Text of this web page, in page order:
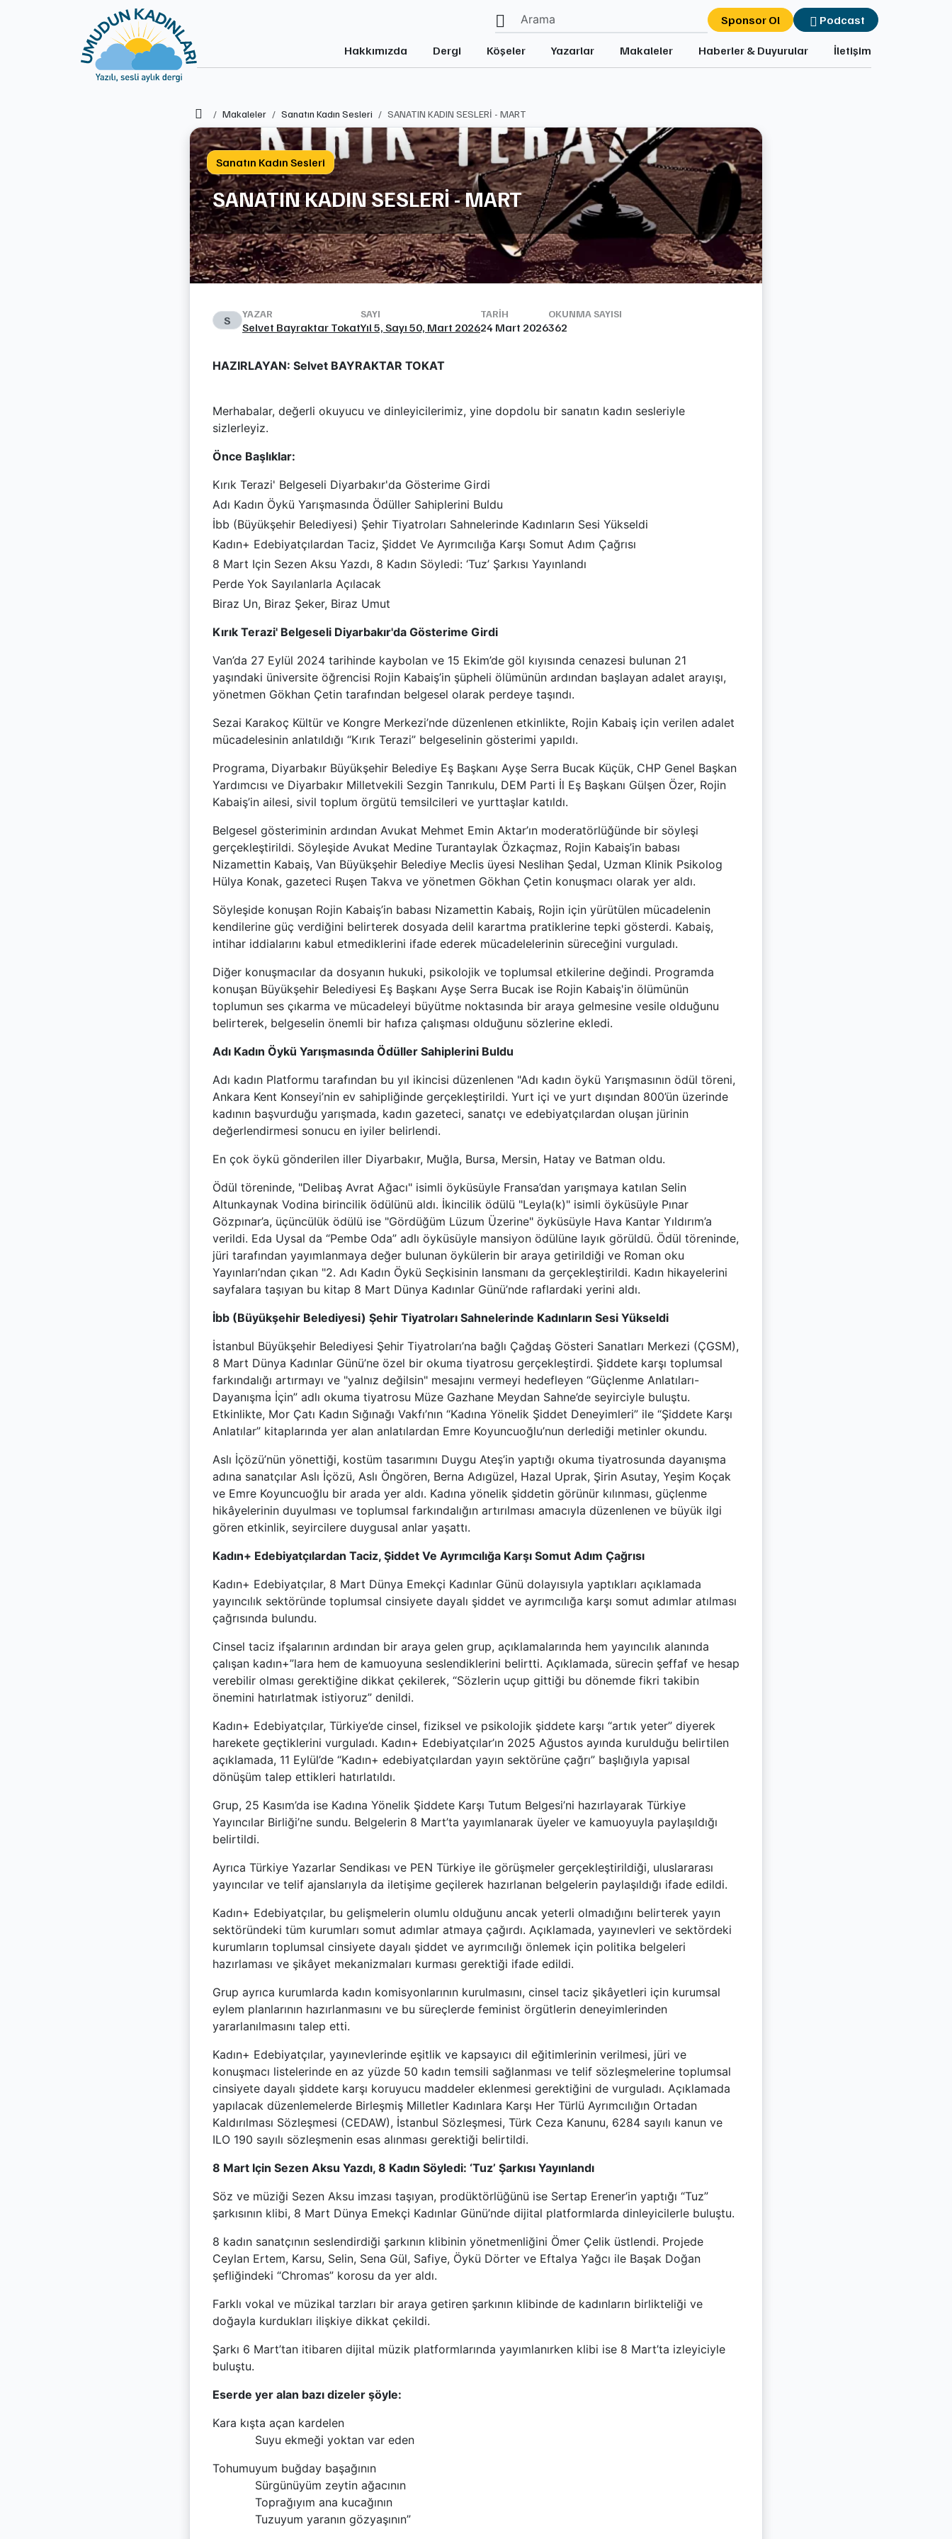
Sponsor Ol Podcast
Hakkımızda Dergi Köşeler Yazarlar Makaleler Haberler & Duyurular İletişim
Ana SayfaMakaleler Sanatın Kadın Sesleri SANATIN KADIN SESLERİ - MART
Sanatın Kadın Sesleri
SANATIN KADIN SESLERİ - MART
S YAZAR
Selvet Bayraktar Tokat
SAYI
Yıl 5, Sayı 50, Mart 2026
TARIH
24 Mart 2026
OKUNMA SAYISI
362
HAZIRLAYAN: Selvet BAYRAKTAR TOKAT
Merhabalar, değerli okuyucu ve dinleyicilerimiz, yine dopdolu bir sanatın kadın sesleriyle
sizlerleyiz.
Önce Başlıklar:
Kırık Terazi' Belgeseli Diyarbakır'da Gösterime Girdi
Adı Kadın Öykü Yarışmasında Ödüller Sahiplerini Buldu
İbb (Büyükşehir Belediyesi) Şehir Tiyatroları Sahnelerinde Kadınların Sesi Yükseldi
Kadın+ Edebiyatçılardan Taciz, Şiddet Ve Ayrımcılığa Karşı Somut Adım Çağrısı
8 Mart Için Sezen Aksu Yazdı, 8 Kadın Söyledi: ‘Tuz’ Şarkısı Yayınlandı
Perde Yok Sayılanlarla Açılacak
Biraz Un, Biraz Şeker, Biraz Umut
Kırık Terazi' Belgeseli Diyarbakır'da Gösterime Girdi
Van’da 27 Eylül 2024 tarihinde kaybolan ve 15 Ekim’de göl kıyısında cenazesi bulunan 21
yaşındaki üniversite öğrencisi Rojin Kabaiş’in şüpheli ölümünün ardından başlayan adalet arayışı,
yönetmen Gökhan Çetin tarafından belgesel olarak perdeye taşındı.
Sezai Karakoç Kültür ve Kongre Merkezi’nde düzenlenen etkinlikte, Rojin Kabaiş için verilen adalet
mücadelesinin anlatıldığı “Kırık Terazi” belgeselinin gösterimi yapıldı.
Programa, Diyarbakır Büyükşehir Belediye Eş Başkanı Ayşe Serra Bucak Küçük, CHP Genel Başkan
Yardımcısı ve Diyarbakır Milletvekili Sezgin Tanrıkulu, DEM Parti İl Eş Başkanı Gülşen Özer, Rojin
Kabaiş’in ailesi, sivil toplum örgütü temsilcileri ve yurttaşlar katıldı.
Belgesel gösteriminin ardından Avukat Mehmet Emin Aktar’ın moderatörlüğünde bir söyleşi
gerçekleştirildi. Söyleşide Avukat Medine Turantaylak Özkaçmaz, Rojin Kabaiş’in babası
Nizamettin Kabaiş, Van Büyükşehir Belediye Meclis üyesi Neslihan Şedal, Uzman Klinik Psikolog
Hülya Konak, gazeteci Ruşen Takva ve yönetmen Gökhan Çetin konuşmacı olarak yer aldı.
Söyleşide konuşan Rojin Kabaiş’in babası Nizamettin Kabaiş, Rojin için yürütülen mücadelenin
kendilerine güç verdiğini belirterek dosyada delil karartma pratiklerine tepki gösterdi. Kabaiş,
intihar iddialarını kabul etmediklerini ifade ederek mücadelelerinin süreceğini vurguladı.
Diğer konuşmacılar da dosyanın hukuki, psikolojik ve toplumsal etkilerine değindi. Programda
konuşan Büyükşehir Belediyesi Eş Başkanı Ayşe Serra Bucak ise Rojin Kabaiş'in ölümünün
toplumun ses çıkarma ve mücadeleyi büyütme noktasında bir araya gelmesine vesile olduğunu
belirterek, belgeselin önemli bir hafıza çalışması olduğunu sözlerine ekledi.
Adı Kadın Öykü Yarışmasında Ödüller Sahiplerini Buldu
Adı kadın Platformu tarafından bu yıl ikincisi düzenlenen "Adı kadın öykü Yarışmasının ödül töreni,
Ankara Kent Konseyi’nin ev sahipliğinde gerçekleştirildi. Yurt içi ve yurt dışından 800’ün üzerinde
kadının başvurduğu yarışmada, kadın gazeteci, sanatçı ve edebiyatçılardan oluşan jürinin
değerlendirmesi sonucu en iyiler belirlendi.
En çok öykü gönderilen iller Diyarbakır, Muğla, Bursa, Mersin, Hatay ve Batman oldu.
Ödül töreninde, "Delibaş Avrat Ağacı" isimli öyküsüyle Fransa’dan yarışmaya katılan Selin
Altunkaynak Vodina birincilik ödülünü aldı. İkincilik ödülü "Leyla(k)" isimli öyküsüyle Pınar
Gözpınar’a, üçüncülük ödülü ise "Gördüğüm Lüzum Üzerine" öyküsüyle Hava Kantar Yıldırım’a
verildi. Eda Uysal da “Pembe Oda” adlı öyküsüyle mansiyon ödülüne layık görüldü. Ödül töreninde,
jüri tarafından yayımlanmaya değer bulunan öykülerin bir araya getirildiği ve Roman oku
Yayınları’ndan çıkan "2. Adı Kadın Öykü Seçkisinin lansmanı da gerçekleştirildi. Kadın hikayelerini
sayfalara taşıyan bu kitap 8 Mart Dünya Kadınlar Günü’nde raflardaki yerini aldı.
İbb (Büyükşehir Belediyesi) Şehir Tiyatroları Sahnelerinde Kadınların Sesi Yükseldi
İstanbul Büyükşehir Belediyesi Şehir Tiyatroları’na bağlı Çağdaş Gösteri Sanatları Merkezi (ÇGSM),
8 Mart Dünya Kadınlar Günü’ne özel bir okuma tiyatrosu gerçekleştirdi. Şiddete karşı toplumsal
farkındalığı artırmayı ve "yalnız değilsin" mesajını vermeyi hedefleyen “Güçlenme Anlatıları-
Dayanışma İçin” adlı okuma tiyatrosu Müze Gazhane Meydan Sahne’de seyirciyle buluştu.
Etkinlikte, Mor Çatı Kadın Sığınağı Vakfı’nın “Kadına Yönelik Şiddet Deneyimleri” ile “Şiddete Karşı
Anlatılar” kitaplarında yer alan anlatılardan Emre Koyuncuoğlu’nun derlediği metinler okundu.
Aslı İçözü’nün yönettiği, kostüm tasarımını Duygu Ateş’in yaptığı okuma tiyatrosunda dayanışma
adına sanatçılar Aslı İçözü, Aslı Öngören, Berna Adıgüzel, Hazal Uprak, Şirin Asutay, Yeşim Koçak
ve Emre Koyuncuoğlu bir arada yer aldı. Kadına yönelik şiddetin görünür kılınması, güçlenme
hikâyelerinin duyulması ve toplumsal farkındalığın artırılması amacıyla düzenlenen ve büyük ilgi
gören etkinlik, seyircilere duygusal anlar yaşattı.
Kadın+ Edebiyatçılardan Taciz, Şiddet Ve Ayrımcılığa Karşı Somut Adım Çağrısı
Kadın+ Edebiyatçılar, 8 Mart Dünya Emekçi Kadınlar Günü dolayısıyla yaptıkları açıklamada
yayıncılık sektöründe toplumsal cinsiyete dayalı şiddet ve ayrımcılığa karşı somut adımlar atılması
çağrısında bulundu.
Cinsel taciz ifşalarının ardından bir araya gelen grup, açıklamalarında hem yayıncılık alanında
çalışan kadın+”lara hem de kamuoyuna seslendiklerini belirtti. Açıklamada, sürecin şeffaf ve hesap
verebilir olması gerektiğine dikkat çekilerek, “Sözlerin uçup gittiği bu dönemde fikri takibin
önemini hatırlatmak istiyoruz” denildi.
Kadın+ Edebiyatçılar, Türkiye’de cinsel, fiziksel ve psikolojik şiddete karşı “artık yeter” diyerek
harekete geçtiklerini vurguladı. Kadın+ Edebiyatçılar’ın 2025 Ağustos ayında kurulduğu belirtilen
açıklamada, 11 Eylül’de “Kadın+ edebiyatçılardan yayın sektörüne çağrı” başlığıyla yapısal
dönüşüm talep ettikleri hatırlatıldı.
Grup, 25 Kasım’da ise Kadına Yönelik Şiddete Karşı Tutum Belgesi’ni hazırlayarak Türkiye
Yayıncılar Birliği’ne sundu. Belgelerin 8 Mart’ta yayımlanarak üyeler ve kamuoyuyla paylaşıldığı
belirtildi.
Ayrıca Türkiye Yazarlar Sendikası ve PEN Türkiye ile görüşmeler gerçekleştirildiği, uluslararası
yayıncılar ve telif ajanslarıyla da iletişime geçilerek hazırlanan belgelerin paylaşıldığı ifade edildi.
Kadın+ Edebiyatçılar, bu gelişmelerin olumlu olduğunu ancak yeterli olmadığını belirterek yayın
sektöründeki tüm kurumları somut adımlar atmaya çağırdı. Açıklamada, yayınevleri ve sektördeki
kurumların toplumsal cinsiyete dayalı şiddet ve ayrımcılığı önlemek için politika belgeleri
hazırlaması ve şikâyet mekanizmaları kurması gerektiği ifade edildi.
Grup ayrıca kurumlarda kadın komisyonlarının kurulmasını, cinsel taciz şikâyetleri için kurumsal
eylem planlarının hazırlanmasını ve bu süreçlerde feminist örgütlerin deneyimlerinden
yararlanılmasını talep etti.
Kadın+ Edebiyatçılar, yayınevlerinde eşitlik ve kapsayıcı dil eğitimlerinin verilmesi, jüri ve
konuşmacı listelerinde en az yüzde 50 kadın temsili sağlanması ve telif sözleşmelerine toplumsal
cinsiyete dayalı şiddete karşı koruyucu maddeler eklenmesi gerektiğini de vurguladı. Açıklamada
yapılacak düzenlemelerde Birleşmiş Milletler Kadınlara Karşı Her Türlü Ayrımcılığın Ortadan
Kaldırılması Sözleşmesi (CEDAW), İstanbul Sözleşmesi, Türk Ceza Kanunu, 6284 sayılı kanun ve
ILO 190 sayılı sözleşmenin esas alınması gerektiği belirtildi.
8 Mart Için Sezen Aksu Yazdı, 8 Kadın Söyledi: ‘Tuz’ Şarkısı Yayınlandı
Söz ve müziği Sezen Aksu imzası taşıyan, prodüktörlüğünü ise Sertap Erener’in yaptığı “Tuz”
şarkısının klibi, 8 Mart Dünya Emekçi Kadınlar Günü’nde dijital platformlarda dinleyicilerle buluştu.
8 kadın sanatçının seslendirdiği şarkının klibinin yönetmenliğini Ömer Çelik üstlendi. Projede
Ceylan Ertem, Karsu, Selin, Sena Gül, Safiye, Öykü Dörter ve Eftalya Yağcı ile Başak Doğan
şefliğindeki “Chromas” korosu da yer aldı.
Farklı vokal ve müzikal tarzları bir araya getiren şarkının klibinde de kadınların birlikteliği ve
doğayla kurdukları ilişkiye dikkat çekildi.
Şarkı 6 Mart’tan itibaren dijital müzik platformlarında yayımlanırken klibi ise 8 Mart’ta izleyiciyle
buluştu.
Eserde yer alan bazı dizeler şöyle:
Kara kışta açan kardelen
Suyu ekmeği yoktan var eden
Tohumuyum buğday başağının
Sürgünüyüm zeytin ağacının
Toprağıyım ana kucağının
Tuzuyum yaranın gözyaşının”